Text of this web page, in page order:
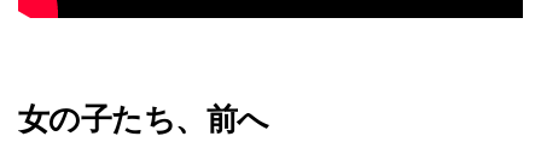
女の子たち、前へ